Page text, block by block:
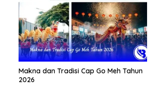
Makna dan Tradisi Cap Go Meh Tahun
2026